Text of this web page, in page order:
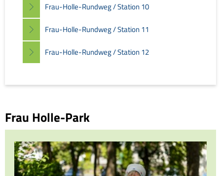
Frau-Holle-Rundweg / Station 10
Frau-Holle-Rundweg / Station 11
Frau-Holle-Rundweg / Station 12
Frau Holle-Park